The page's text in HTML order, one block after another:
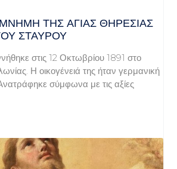
ΤΗΣ ΑΓΙΑΣ ΘΗΡΕΣΙΑΣ
ΣΤΑΥΡΟΥ
στις 12 Οκτωβρίου 1891 στο
Η οικογένειά της ήταν γερμανική
σύμφωνα με τις αξίες